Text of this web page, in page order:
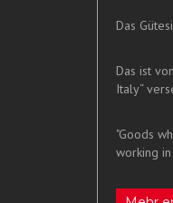
Das
Das ist
Italy“
"Goods
working